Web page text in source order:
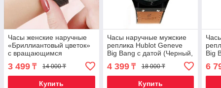
Часы женские наручные
«Бриллиантовый цветок»
с вращающимся
магнитным ремешком
(Черный)
3 499 ₸ 14 000 ₸
Купить
Часы наручные мужские
реплика Hublot Geneve
Big Bang с датой (Черный,
4 399₸ 18 000 ₸
Купить
Big
6